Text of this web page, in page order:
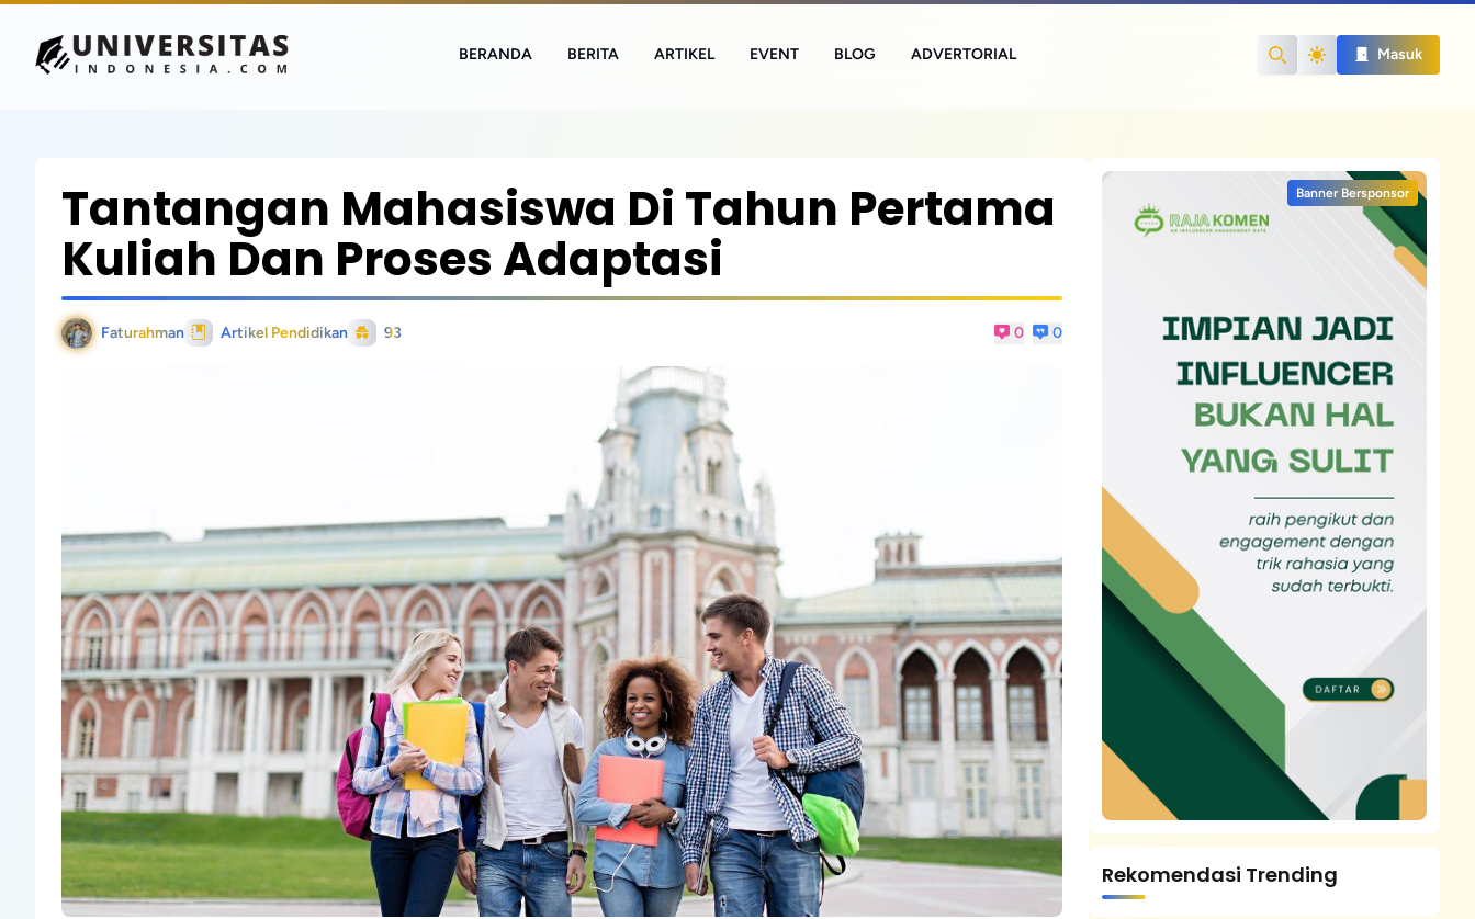
Search
Masuk
BERANDA BERITA ARTIKEL EVENT BLOG ADVERTORIAL
Tantangan Mahasiswa Di Tahun Pertama
Kuliah Dan Proses Adaptasi
Faturahman Artikel Pendidikan 93 0 0
Banner Bersponsor
Rekomendasi Trending